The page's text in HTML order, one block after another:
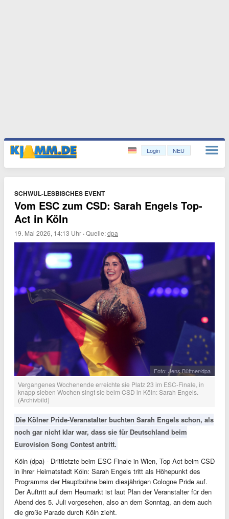
Login NEU
SCHWUL-LESBISCHES EVENT
Vom ESC zum CSD: Sarah Engels Top-
Act in Köln
19. Mai 2026, 14:13 Uhr ·Quelle:dpa
Foto: Jens Büttner/dpa
Vergangenes Wochenende erreichte sie Platz 23 im ESC-Finale, in
knapp sieben Wochen singt sie beim CSD in Köln: Sarah Engels.
(Archivbild)
Die Kölner Pride-Veranstalter buchten Sarah Engels schon, als
noch gar nicht klar war, dass sie für Deutschland beim
Eurovision Song Contest antritt.
Köln (dpa) - Drittletzte beim ESC-Finale in Wien, Top-Act beim CSD
in ihrer Heimatstadt Köln: Sarah Engels tritt als Höhepunkt des
Programms der Hauptbühne beim diesjährigen Cologne Pride auf.
Der Auftritt auf dem Heumarkt ist laut Plan der Veranstalter für den
Abend des 5. Juli vorgesehen, also an dem Sonntag, an dem auch
die große Parade durch Köln zieht.